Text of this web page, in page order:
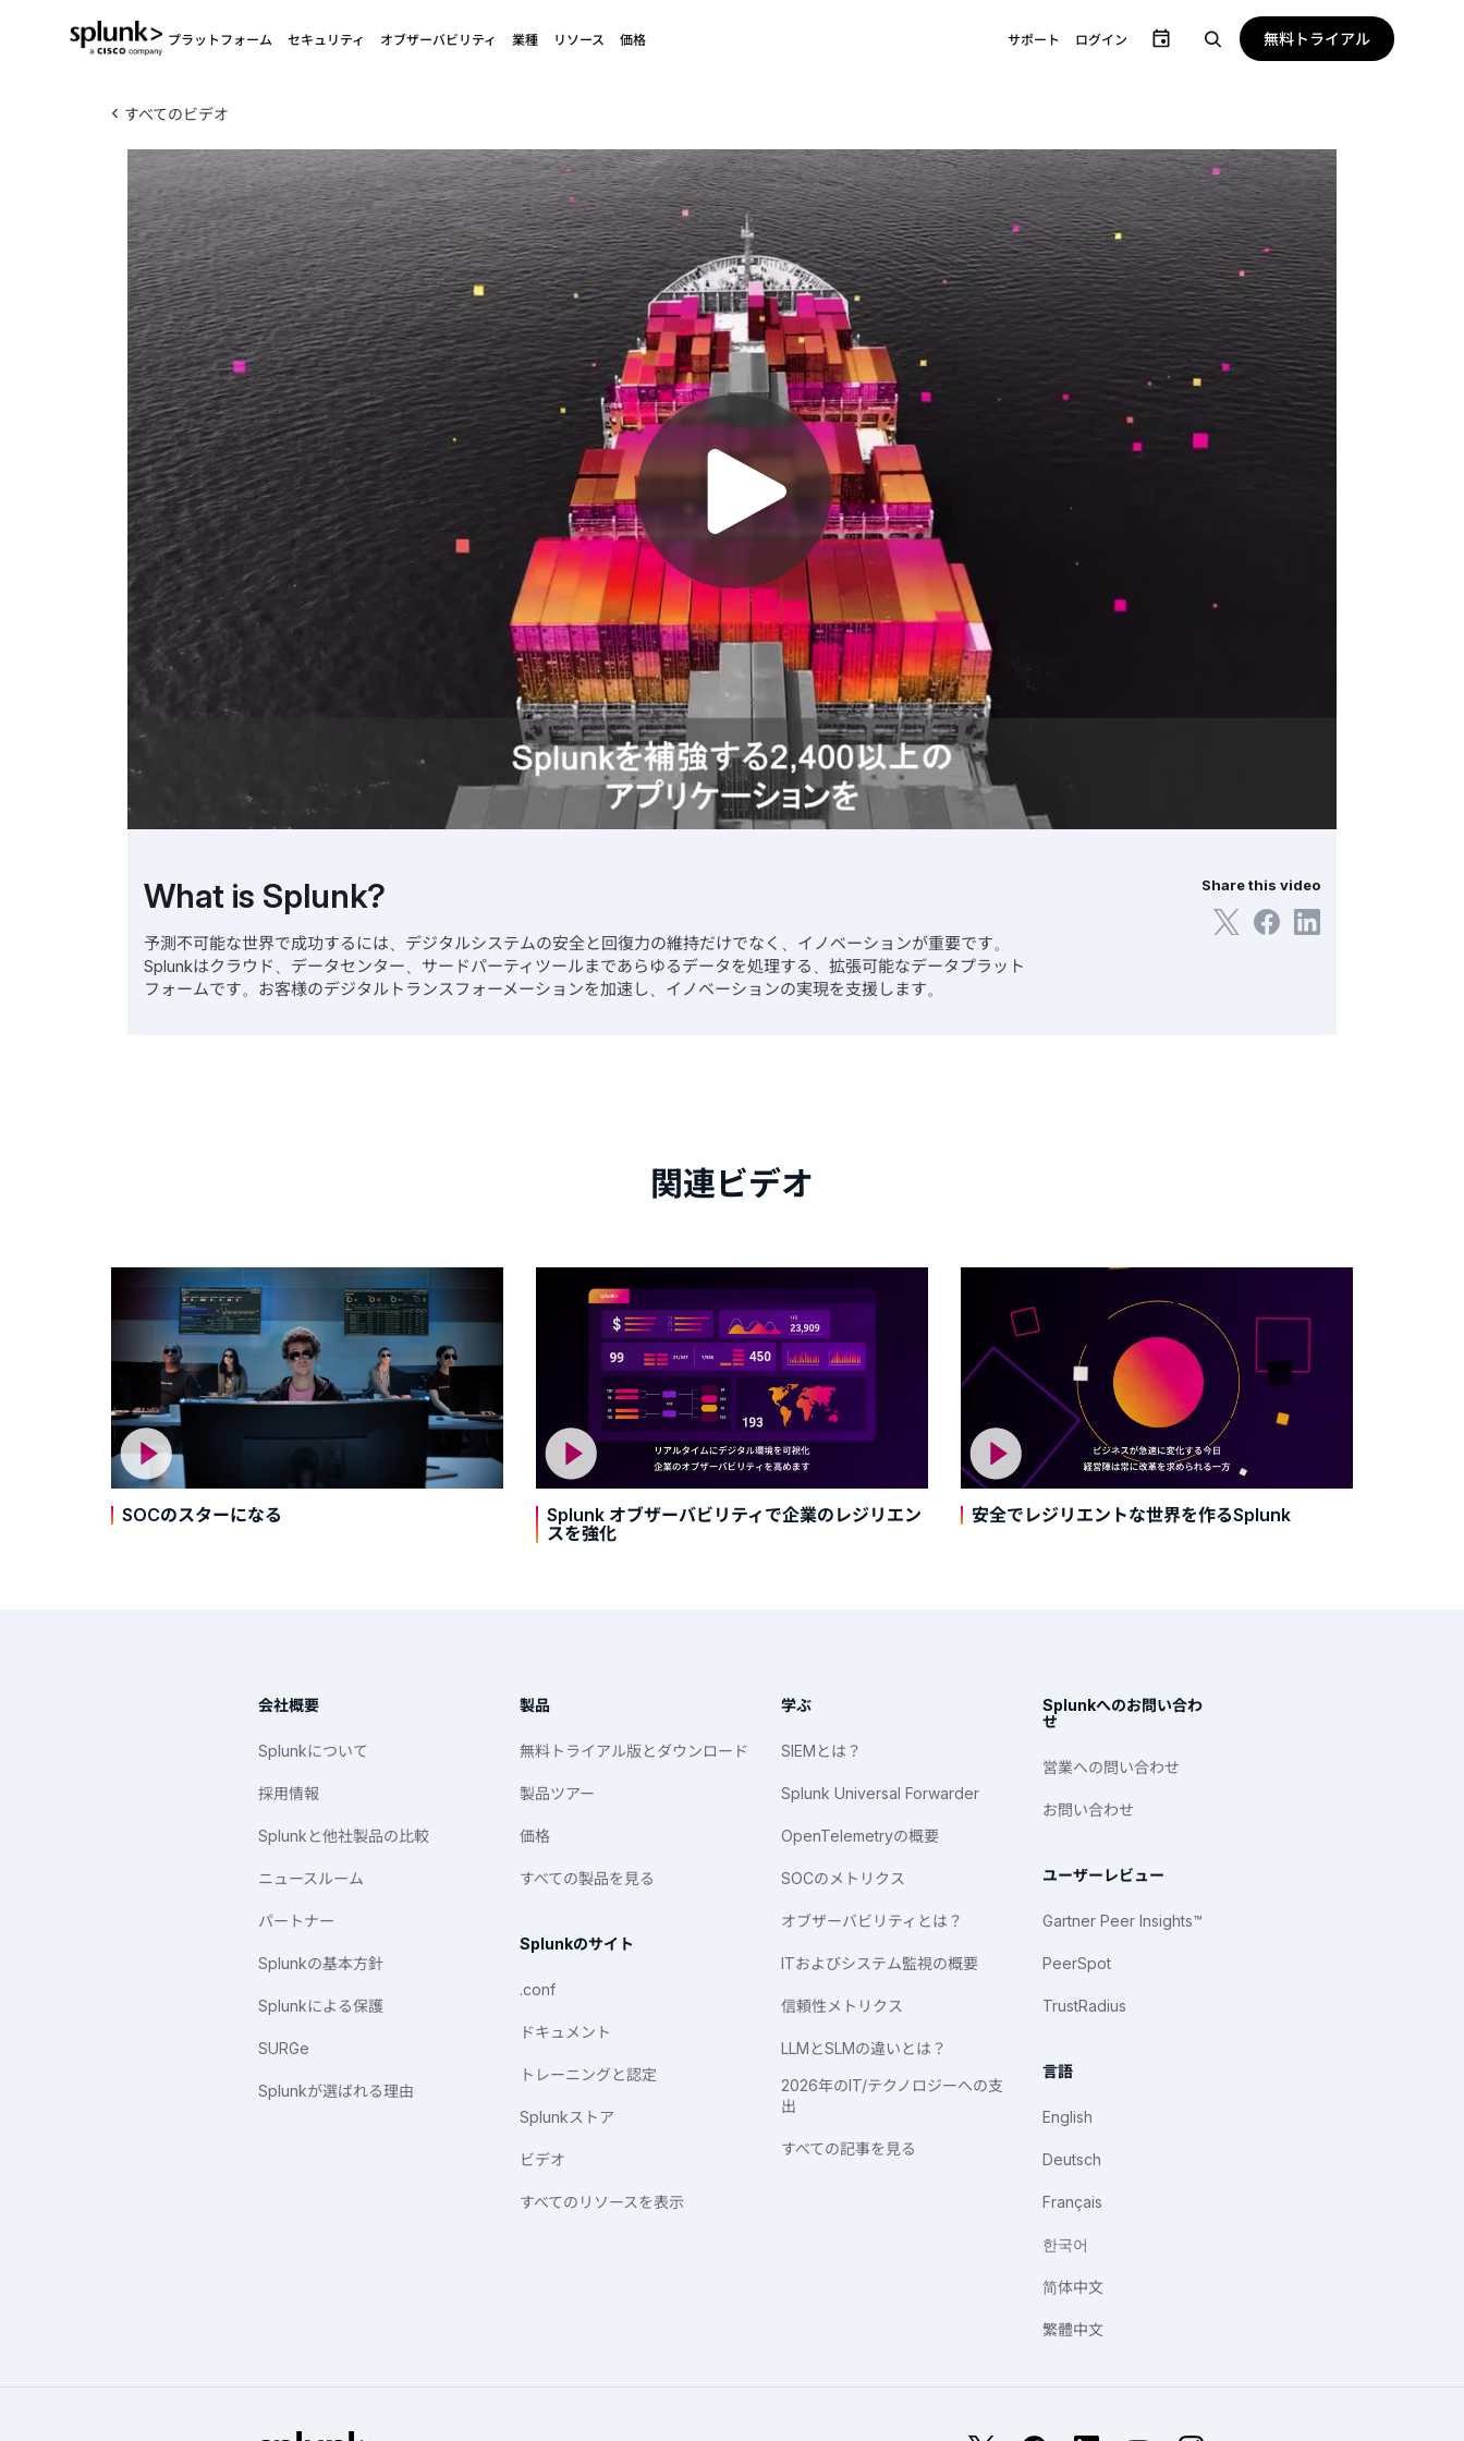
プラットフォーム セキュリティ オブザーバビリティ 業種 リソース 価格 サポート ログイン 無料トライアル
‹ すべてのビデオ
What is Splunk?
予測不可能な世界で成功するには、デジタルシステムの安全と回復力の維持だけでなく、イノベーションが重要です。
Splunkはクラウド、データセンター、サードパーティツールまであらゆるデータを処理する、拡張可能なデータプラット
フォームです。お客様のデジタルトランスフォーメーションを加速し、イノベーションの実現を支援します。
Share this video
関連ビデオ
SOCのスターになる
Splunk オブザーバビリティで企業のレジリエン
スを強化
安全でレジリエントな世界を作るSplunk
会社概要
Splunkについて
採用情報
Splunkと他社製品の比較
ニュースルーム
パートナー
Splunkの基本方針
Splunkによる保護
SURGe
Splunkが選ばれる理由
製品
無料トライアル版とダウンロード
製品ツアー
価格
すべての製品を見る
Splunkのサイト
.conf
ドキュメント
トレーニングと認定
Splunkストア
ビデオ
すべてのリソースを表示
学ぶ
SIEMとは？
Splunk Universal Forwarder
OpenTelemetryの概要
SOCのメトリクス
オブザーバビリティとは？
ITおよびシステム監視の概要
信頼性メトリクス
LLMとSLMの違いとは？
2026年のIT/テクノロジーへの支
出
すべての記事を見る
Splunkへのお問い合わ
せ
営業への問い合わせ
お問い合わせ
ユーザーレビュー
Gartner Peer Insights™
PeerSpot
TrustRadius
言語
English
Deutsch
Français
한국어
简体中文
繁體中文